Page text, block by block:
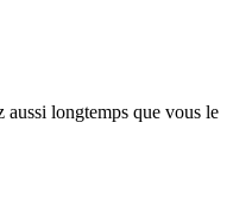
aussi longtemps que vous le